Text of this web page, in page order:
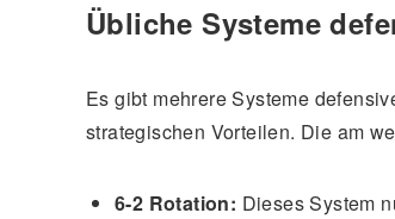
Übliche Systeme
Es gibt mehrere Systeme
strategischen Vorteilen. Die am
6-2 Rotation: Dieses System